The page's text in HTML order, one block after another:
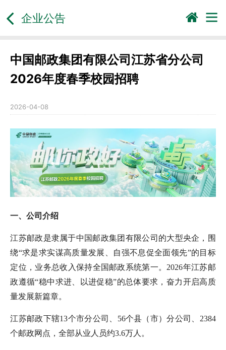
企业公告
中国邮政集团有限公司江苏省分公司
2026年度春季校园招聘
2026-04-08
一、公司介绍
江苏邮政是隶属于中国邮政集团有限公司的大型央企，围
绕“求是求实谋高质量发展、自强不息促全面领先”的目标
定位，业务总收入保持全国邮政系统第一。 2026年江苏邮
政遵循“稳中求进、以进促稳”的总体要求，奋力开启高质
量发展新篇章。
江苏邮政下辖13个市分公司、56个县（市）分公司、2384
个邮政网点，全部从业人员约3.6万人。